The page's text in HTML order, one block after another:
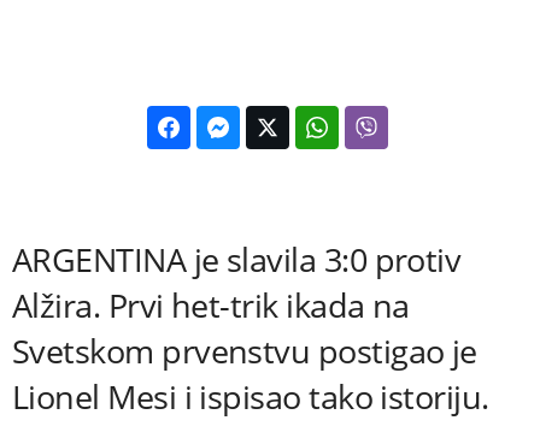
ARGENTINA je slavila 3:0 protiv
Alžira. Prvi het-trik ikada na
Svetskom prvenstvu postigao je
Lionel Mesi i ispisao tako istoriju.